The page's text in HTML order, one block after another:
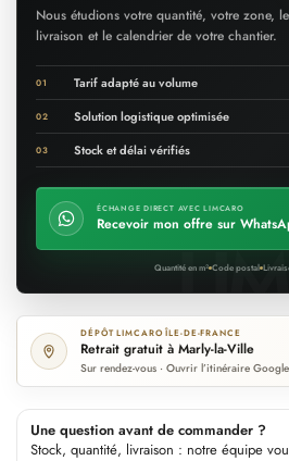
Nous étudions votre quantité, votre zone,
livraison et le calendrier de votre chantier.
01 Tarif adapté au volume
02 Solution logistique optimisée
03 Stock et délai vérifiés
ÉCHANGE DIRECT AVEC LIMCARO
Recevoir mon offre sur
Quantité en m² Code postal
DÉPÔT LIMCARO ÎLE-DE-FRANCE
Retrait gratuit à Marly-la-Ville
Sur rendez-vous · Ouvrir l’itinéraire
Une question avant de commander ?
Stock, quantité, livraison : notre équipe